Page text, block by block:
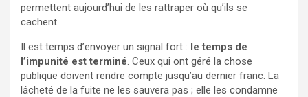
permettent aujourd’hui de les rattraper où qu’ils se
cachent.
Il est temps d’envoyer un signal fort : le temps de
l’impunité est terminé . Ceux qui ont géré la chose
publique doivent rendre compte jusqu’au dernier franc. La
lâcheté de la fuite ne les sauvera pas ; elle les condamne